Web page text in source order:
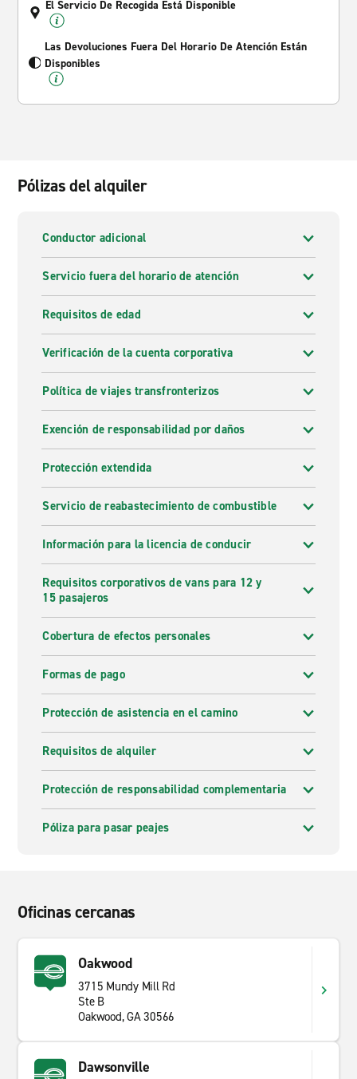
El Servicio De Recogida Está Disponible
Las Devoluciones Fuera Del Horario De Atención Están
Disponibles
Pólizas del alquiler
Conductor adicional
Servicio fuera del horario de atención
Requisitos de edad
Verificación de la cuenta corporativa
Política de viajes transfronterizos
Exención de responsabilidad por daños
Protección extendida
Servicio de reabastecimiento de combustible
Información para la licencia de conducir
Requisitos corporativos de vans para 12 y
15 pasajeros
Cobertura de efectos personales
Formas de pago
Protección de asistencia en el camino
Requisitos de alquiler
Protección de responsabilidad complementaria
Póliza para pasar peajes
Oficinas cercanas
Oakwood
3715 Mundy Mill Rd
Ste B
Oakwood, GA 30566
Dawsonville